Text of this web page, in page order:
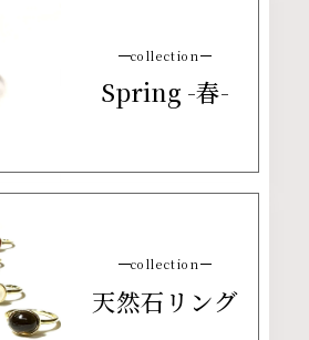
collection
Spring -春-
collection
天然石リング